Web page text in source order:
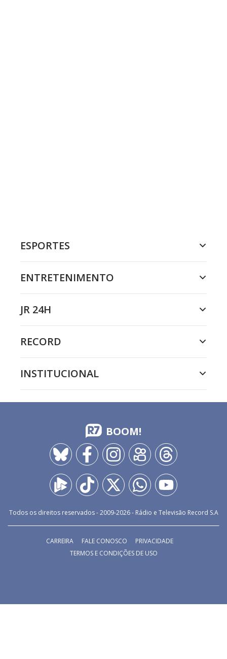
ESPORTES
ENTRETENIMENTO
JR 24H
RECORD
INSTITUCIONAL
BOOM!
Todos os direitos reservados - 2009-2026- Rádio e Televisão Record S.A
CARREIRA FALE CONOSCO
PRIVACIDADE
TERMOS E CONDIÇÕES DE USO